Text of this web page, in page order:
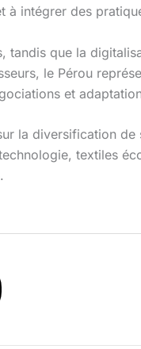
à intégrer des
tandis que la
le Pérou
et
la diversification de
textiles